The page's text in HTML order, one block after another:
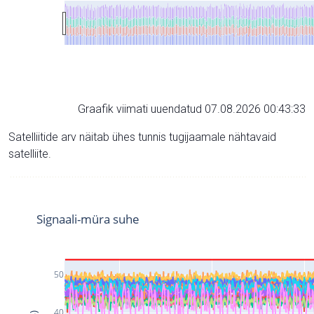
Graafik viimati uuendatud 07.08.2026 00:43:33
Satelliitide arv näitab ühes tunnis tugijaamale nähtavaid
satelliite.
50
Signaali-müra suhe